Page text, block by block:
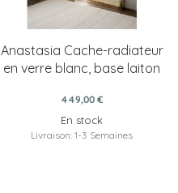
Anastasia Cache-radiateur
en verre blanc, base laiton
449,00 €
En stock
Livraison: 1-3 Semaines